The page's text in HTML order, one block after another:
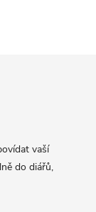
vaší
do diářů,